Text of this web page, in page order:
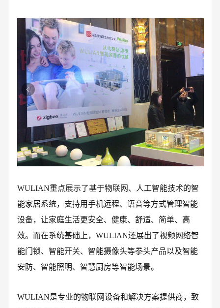
WULIAN重点展示了基于物联网、人工智能技术的智
能家居系统，支持用手机远程、语音等方式管理智能
设备，让家庭生活更安全、健康、舒适、简单、高
效。而在系统基础上，WULIAN还展出了视频网络智
能门锁、智能开关、智能摄像头等拳头产品以及智能
安防、智能照明、智慧厨房等智能场景。
WULIAN是专业的物联网设备和解决方案提供商，致